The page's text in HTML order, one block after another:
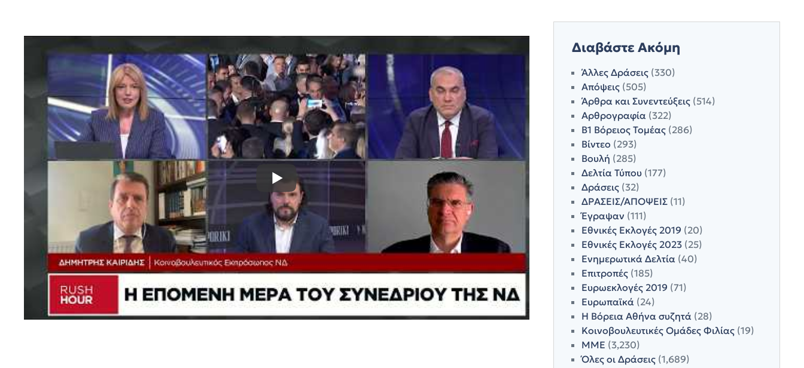
Διαβάστε Ακόμη
Άλλες Δράσεις(330)
Απόψεις(505)
Άρθρα και Συνεντεύξεις(514)
Αρθρογραφία(322)
Β1 Βόρειος Τομέας(286)
Βίντεο (293)
Βουλή (285)
Δελτία Τύπου(177)
Δράσεις(32)
ΔΡΑΣΕΙΣ/ΑΠΟΨΕΙΣ(11)
Έγραψαν (111)
Εθνικές Εκλογές 2019 (20)
Εθνικές Εκλογές 2023(25)
Ενημερωτικά Δελτία(40)
Επιτροπές(185)
Ευρωεκλογές 2019 (71)
Ευρωπαϊκά(24)
Η Βόρεια Αθήνα συζητά(28)
Κοινοβουλευτικές Ομάδες Φιλίας(19)
ΜΜΕ (3,230)
Όλες οι Δράσεις(1,689)